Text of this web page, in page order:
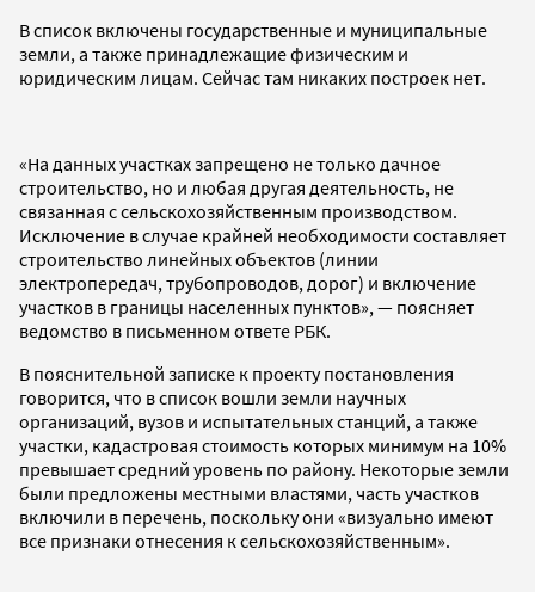
В список включены государственные и муниципальные
земли, а также принадлежащие физическим и
юридическим лицам. Сейчас там никаких построек нет.
«На данных участках запрещено не только дачное
строительство, но и любая другая деятельность, не
связанная с сельскохозяйственным производством.
Исключение в случае крайней необходимости составляет
строительство линейных объектов (линии
электропередач, трубопроводов, дорог) и включение
участков в границы населенных пунктов», — поясняет
ведомство в письменном ответе РБК.
В пояснительной записке к проекту постановления
говорится, что в список вошли земли научных
организаций, вузов и испытательных станций, а также
участки, кадастровая стоимость которых минимум на 10%
превышает средний уровень по району. Некоторые земли
были предложены местными властями, часть участков
включили в перечень, поскольку они «визуально имеют
все признаки отнесения к сельскохозяйственным».